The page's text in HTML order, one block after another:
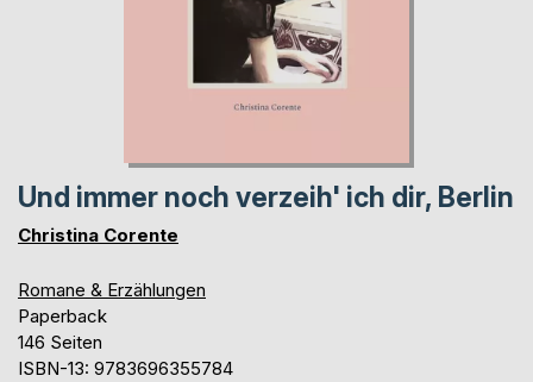
Und immer noch verzeih' ich dir, Berlin
Christina Corente
Romane & Erzählungen
Paperback
146 Seiten
ISBN-13: 9783696355784